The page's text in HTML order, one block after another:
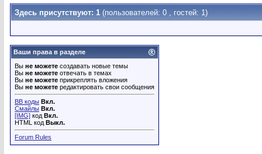
Здесь присутствуют: 1 (пользователей: 0 , гостей: 1)
Ваши права в разделе
Вы не можете создавать новые темы
Вы не можете отвечать в темах
Вы не можете прикреплять вложения
Вы не можете редактировать свои сообщения
BB коды Вкл.
Смайлы Вкл.
[IMG] код Вкл.
HTML код Выкл.
Forum Rules